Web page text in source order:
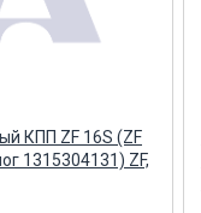
КПП ZF 16S (ZF
1315304131) ZF,